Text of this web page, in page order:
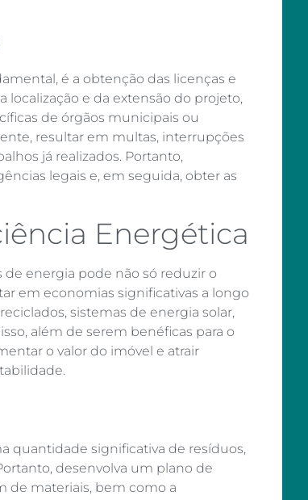
é a obtenção das licenças e
localização e da extensão do projeto,
de órgãos municipais ou
resultar em multas, interrupções
já realizados. Portanto,
legais e, em seguida, obter as
Energética
energia pode não só reduzir o
em economias significativas a longo
sistemas de energia solar,
além de serem benéficas para o
o valor do imóvel e atrair
quantidade significativa de resíduos,
desenvolva um plano de
de materiais, bem como a